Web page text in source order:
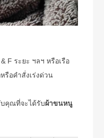
F ระยะ ฯลฯ หรือเรือ
รือคำสั่งเร่งด่วน
คุณที่จะได้รับผ้าขนหนู